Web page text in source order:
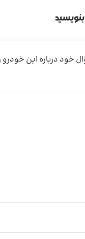
خود درباره این خودرو